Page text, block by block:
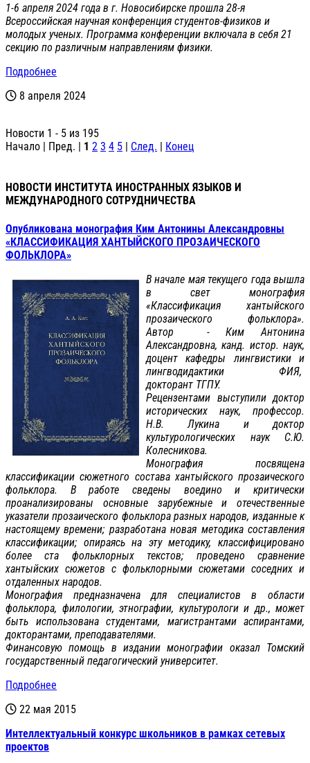
1-6 апреля 2024 года в г. Новосибирске прошла 28-я
Всероссийская научная конференция студентов-физиков и
молодых ученых. Программа конференции включала в себя 21
секцию по различным направлениям физики.
Подробнее
8 апреля 2024
Новости 1 - 5 из 195
Начало | Пред. | 1 2 3 4 5 | След. | Конец
НОВОСТИ ИНСТИТУТА ИНОСТРАННЫХ ЯЗЫКОВ И
МЕЖДУНАРОДНОГО СОТРУДНИЧЕСТВА
Опубликована монография Ким Антонины Александровны
«КЛАССИФИКАЦИЯ ХАНТЫЙСКОГО ПРОЗАИЧЕСКОГО
ФОЛЬКЛОРА»
В начале мая текущего года вышла
в свет монография
«Классификация хантыйского
прозаического фольклора».
Автор - Ким Антонина
Александровна, канд. истор. наук,
доцент кафедры лингвистики и
лингводидактики ФИЯ,
докторант ТГПУ.
Рецензентами выступили доктор
исторических наук, профессор.
Н.В. Лукина и доктор
культурологических наук С.Ю.
Колесникова.
Монография посвящена
классификации сюжетного состава хантыйского прозаического
фольклора. В работе сведены воедино и критически
проанализированы основные зарубежные и отечественные
указатели прозаического фольклора разных народов, изданные к
настоящему времени; разработана новая методика составления
классификации; опираясь на эту методику, классифицировано
более ста фольклорных текстов; проведено сравнение
хантыйских сюжетов с фольклорными сюжетами соседних и
отдаленных народов.
Монография предназначена для специалистов в области
фольклора, филологии, этнографии, культурологи и др., может
быть использована студентами, магистрантами аспирантами,
докторантами, преподавателями.
Финансовую помощь в издании монографии оказал Томский
государственный педагогический университет.
Подробнее
22 мая 2015
Интеллектуальный конкурс школьников в рамках сетевых
проектов